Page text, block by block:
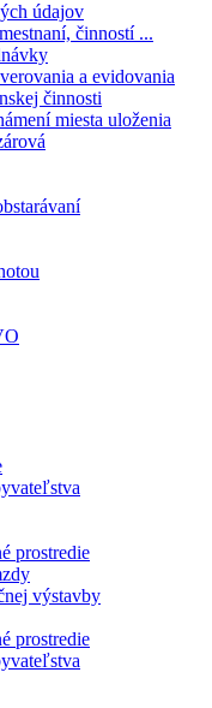
údajov
činností ...
a evidovania
činnosti
miesta uloženia
prostredie
výstavby
prostredie